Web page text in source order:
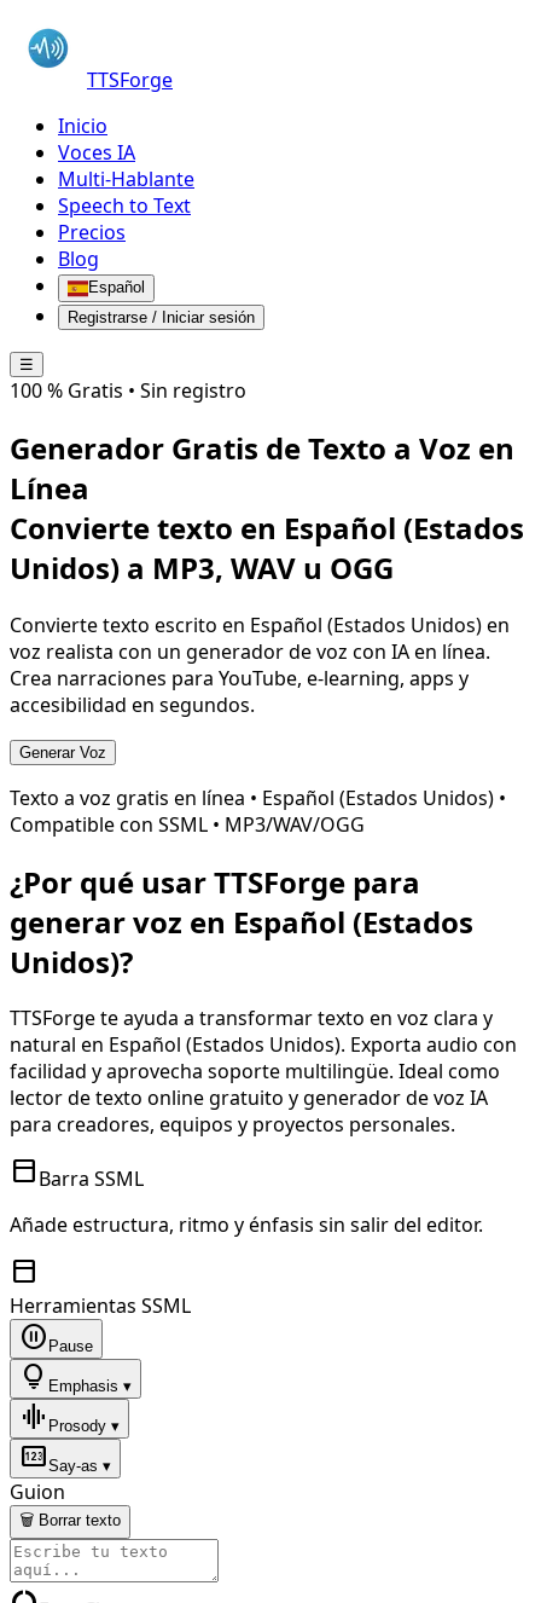
TTSForge
Inicio
Voces IA
Multi-Hablante
Speech to Text
Precios
Blog
Español
Registrarse / Iniciar sesión
☰
100 % Gratis • Sin registro
Generador Gratis de Texto a Voz en
Línea
Convierte texto en Español (Estados
Unidos) a MP3, WAV u OGG
Convierte texto escrito en Español (Estados Unidos)en
voz realista con un generador de voz con IA en línea.
Crea narraciones para YouTube, e-learning, apps y
accesibilidad en segundos.
Generar Voz
Texto a voz gratis en línea • Español (Estados Unidos) •
Compatible con SSML • MP3/WAV/OGG
¿Por qué usar TTSForge para
generar voz en Español (Estados
Unidos)?
TTSForge te ayuda a transformar texto en voz clara y
natural en Español (Estados Unidos). Exporta audio con
facilidad y aprovecha soporte multilingüe. Ideal como
lector de texto online gratuito y generador de voz IA
para creadores, equipos y proyectos personales.
toolbarBarra SSML
Añade estructura, ritmo y énfasis sin salir del editor.
toolbar
Herramientas SSML
pause_circle Pause
lightbulb Emphasis ▾
graphic_eq Prosody ▾
pinSay-as ▾
Guion
🗑 Borrar texto